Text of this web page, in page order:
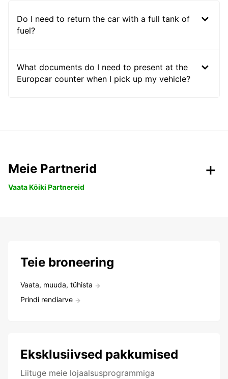
Do I need to return the car with a full tank of
fuel?
What documents do I need to present at the
Europcar counter when I pick up my vehicle?
Meie Partnerid
Vaata Kõiki Partnereid
Teie broneering
Vaata, muuda, tühista
Prindi rendiarve
Eksklusiivsed pakkumised
Liituge meie lojaalsusprogrammiga